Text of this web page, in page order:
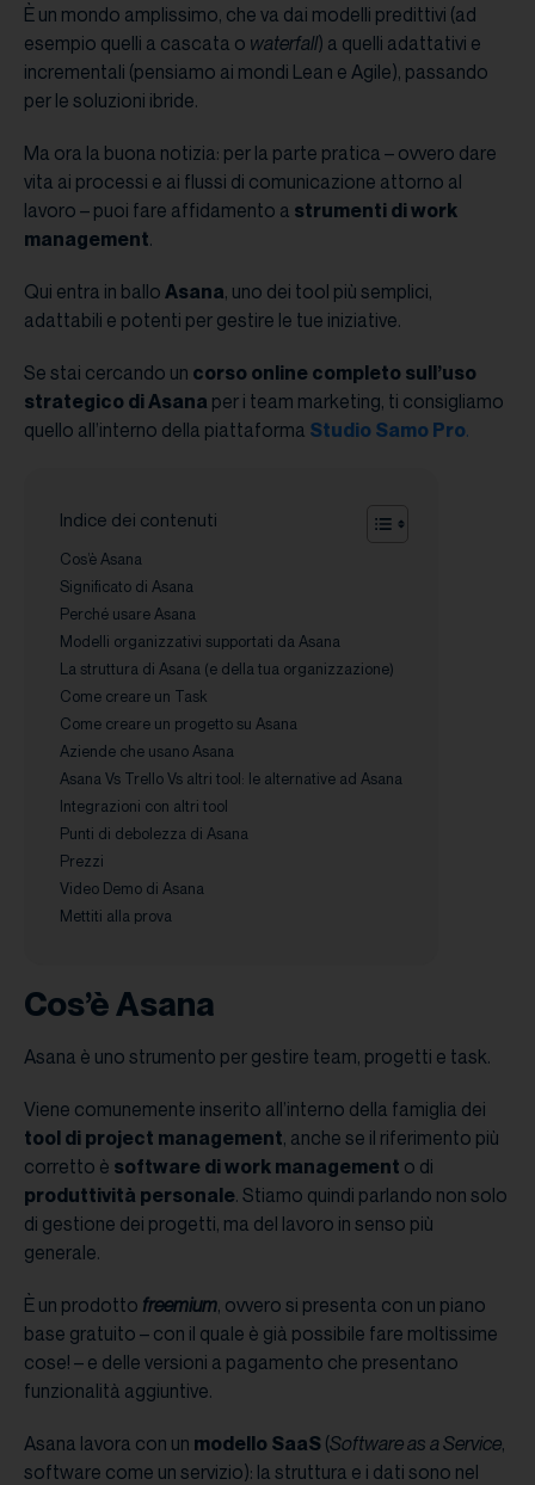
È un mondo amplissimo, che va dai modelli predittivi (ad
esempio quelli a cascata o waterfall) a quelli adattativi e
incrementali (pensiamo ai mondi Lean e Agile), passando
per le soluzioni ibride.
Ma ora la buona notizia: per la parte pratica – ovvero dare
vita ai processi e ai flussi di comunicazione attorno al
lavoro – puoi fare affidamento a strumenti di work
management.
Qui entra in ballo Asana, uno dei tool più semplici,
adattabili e potenti per gestire le tue iniziative.
Se stai cercando un corso online completo sull’uso
strategico di Asana per i team marketing, ti consigliamo
quello all’interno della piattaforma Studio Samo Pro.
Indice dei contenuti
Cos’è Asana
Significato di Asana
Perché usare Asana
Modelli organizzativi supportati da Asana
La struttura di Asana (e della tua organizzazione)
Come creare un Task
Come creare un progetto su Asana
Aziende che usano Asana
Asana Vs Trello Vs altri tool: le alternative ad Asana
Integrazioni con altri tool
Punti di debolezza di Asana
Prezzi
Video Demo di Asana
Mettiti alla prova
Cos’è Asana
Asana è uno strumento per gestire team, progetti e task.
Viene comunemente inserito all’interno della famiglia dei
tool di project management, anche se il riferimento più
corretto è software di work management o di
produttività personale. Stiamo quindi parlando non solo
di gestione dei progetti, ma del lavoro in senso più
generale.
È un prodotto freemium, ovvero si presenta con un piano
base gratuito – con il quale è già possibile fare moltissime
cose! – e delle versioni a pagamento che presentano
funzionalità aggiuntive.
Asana lavora con un modello SaaS (Software as a Service,
software come un servizio): la struttura e i dati sono nel